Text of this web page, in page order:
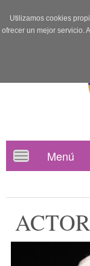
Utilizamos cookies
ofrecer un mejor servicio.
Toggle
navigation
Menú